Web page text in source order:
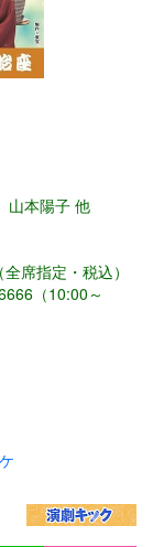
山本陽子 他
席指定・税込）
（10:00～